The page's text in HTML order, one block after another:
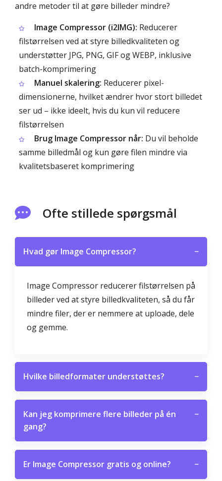
andre metoder til at gøre billeder mindre?
Image Compressor (i2IMG): Reducerer
filstørrelsen ved at styre billedkvaliteten og
understøtter JPG, PNG, GIF og WEBP, inklusive
batch-komprimering
Manuel skalering: Reducerer pixel-
dimensionerne, hvilket ændrer hvor stort billedet
ser ud – ikke ideelt, hvis du kun vil reducere
filstørrelsen
Brug Image Compressor når: Du vil beholde
samme billedmål og kun gøre filen mindre via
kvalitetsbaseret komprimering
Ofte stillede spørgsmål
Hvad gør Image Compressor? −
Image Compressor reducerer filstørrelsen på
billeder ved at styre billedkvaliteten, så du får
mindre filer, der er nemmere at uploade, dele
og gemme.
Hvilke billedformater understøttes? −
Kan jeg komprimere flere billeder på én
gang?
−
Er Image Compressor gratis og online? −